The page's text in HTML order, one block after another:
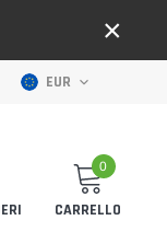
×
EUR
0
CARRELLO